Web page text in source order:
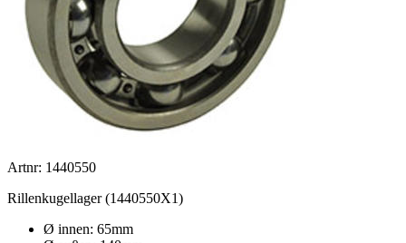
Artnr: 1440550
Rillenkugellager (1440550X1)
Ø innen: 65mm